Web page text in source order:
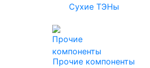
Сухие ТЭНы
Прочие компоненты